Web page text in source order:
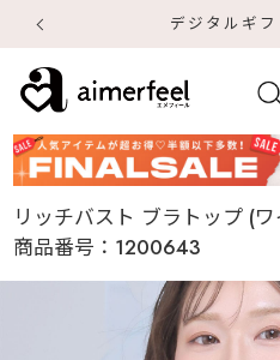
リッチバスト ブラトップ (
商品番号： 1200643